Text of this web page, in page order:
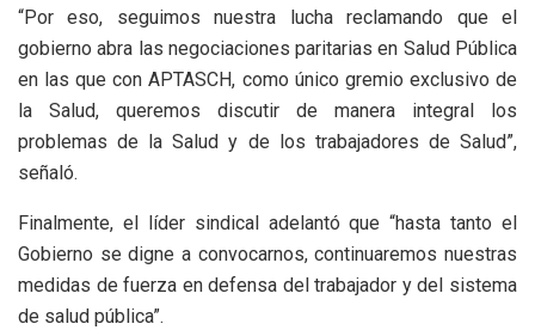
“Por eso, seguimos nuestra lucha reclamando que el
gobierno abra las negociaciones paritarias en Salud Pública
en las que con APTASCH, como único gremio exclusivo de
la Salud, queremos discutir de manera integral los
problemas de la Salud y de los trabajadores de Salud”,
señaló.
Finalmente, el líder sindical adelantó que “hasta tanto el
Gobierno se digne a convocarnos, continuaremos nuestras
medidas de fuerza en defensa del trabajador y del sistema
de salud pública”.